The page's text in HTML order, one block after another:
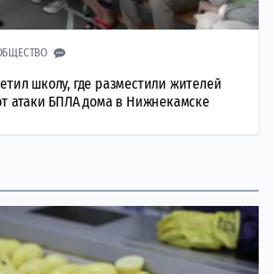
школу, где разместили жителей
атаки БПЛА дома в Нижнекамске